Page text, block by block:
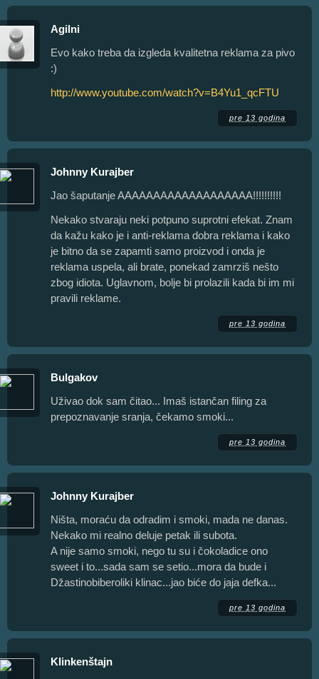
Agilni
Evo kako treba da izgleda kvalitetna reklama za pivo
:)
http://www.youtube.com/watch?v=B4Yu1_qcFTU
pre 13 godina
Johnny Kurajber
Jao šaputanje AAAAAAAAAAAAAAAAAAA!!!!!!!!!!
Nekako stvaraju neki potpuno suprotni efekat. Znam
da kažu kako je i anti-reklama dobra reklama i kako
je bitno da se zapamti samo proizvod i onda je
reklama uspela, ali brate, ponekad zamrziš nešto
zbog idiota. Uglavnom, bolje bi prolazili kada bi im mi
pravili reklame.
pre 13 godina
Bulgakov
Uživao dok sam čitao... Imaš istančan filing za
prepoznavanje sranja, čekamo smoki...
pre 13 godina
Johnny Kurajber
Ništa, moraću da odradim i smoki, mada ne danas.
Nekako mi realno deluje petak ili subota.
A nije samo smoki, nego tu su i čokoladice ono
sweet i to...sada sam se setio...mora da bude i
Džastinobiberoliki klinac...jao biće do jaja defka...
pre 13 godina
Klinkenštajn